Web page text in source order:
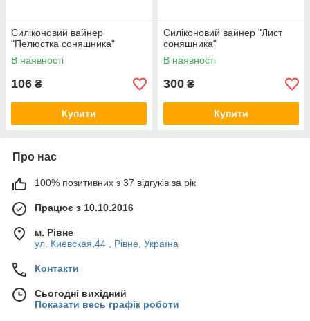
Силіконовий вайнер
"Пелюстка соняшника"
В наявності
106 ₴
Купити
Силіконовий вайнер "Лист
соняшника"
В наявності
300 ₴
Купити
Про нас
100% позитивних з 37 відгуків за рік
Працює з 10.10.2016
м. Рівне
ул. Киевская,44 , Рівне, Україна
Контакти
Сьогодні вихідний
Показати весь графік роботи